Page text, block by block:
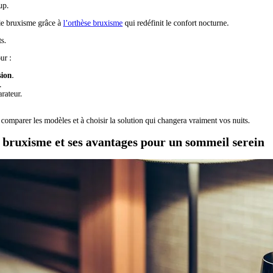
bruxisme grâce à l’orthèse bruxisme qui redéfinit le confort nocturne.
:
.
les modèles et à choisir la solution qui changera vraiment vos nuits.
et ses avantages pour un sommeil serein